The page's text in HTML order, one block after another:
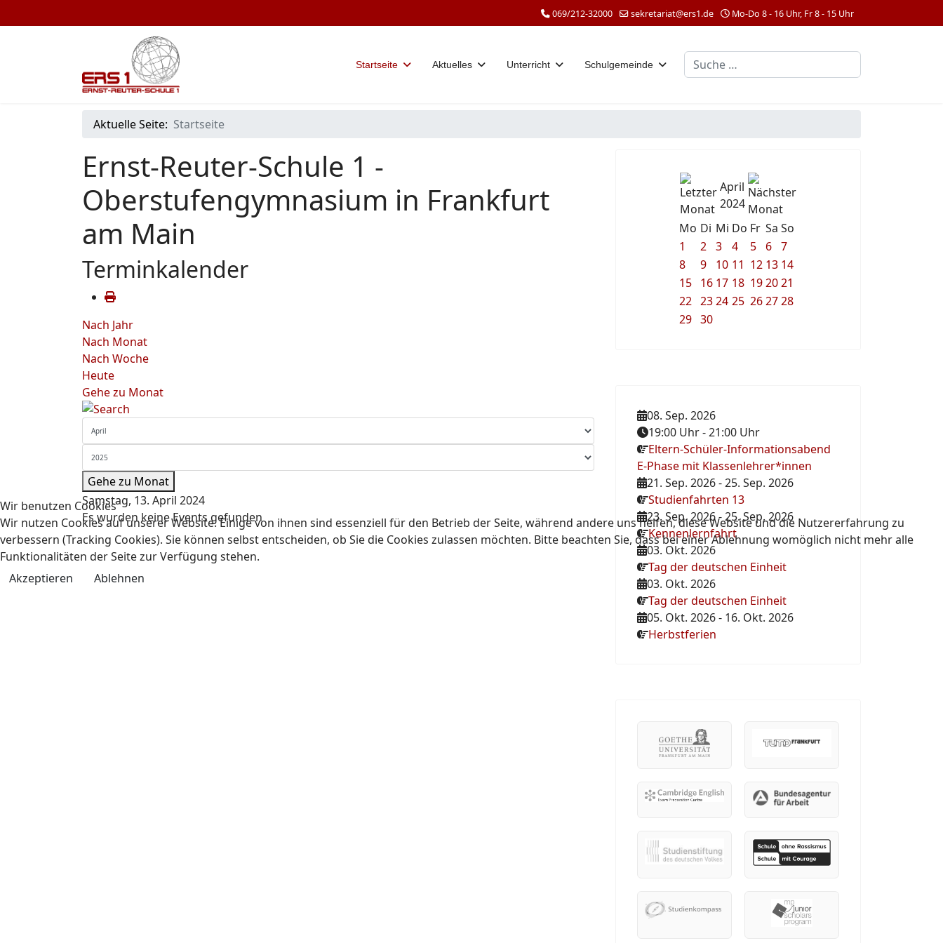
069/212-32000 sekretariat@ers1.de Mo-Do 8 - 16 Uhr, Fr 8 - 15 Uhr
Startseite Aktuelles Unterricht Schulgemeinde Suchen
Aktuelle Seite: Startseite
Ernst-Reuter-Schule 1 -
Oberstufengymnasium in Frankfurt
am Main
Terminkalender
Nach Jahr
Nach Monat
Nach Woche
Heute
Gehe zu Monat
Gehe zu Monat
Samstag, 13. April 2024
Es wurden keine Events gefunden
April
2024
Mo Di Mi Do Fr Sa So
1
2 3 4 5 6 7
8
9 10 11 12 13 14
15 16 17 18 192021
22 2324 25 262728
29 30
08. Sep. 2026
19:00 Uhr-21:00 Uhr
Eltern-Schüler-Informationsabend
E-Phase mit Klassenlehrer*innen
21. Sep. 2026-25. Sep. 2026
Studienfahrten 13
23. Sep. 2026-25. Sep. 2026
Kennenlernfahrt
03. Okt. 2026
Tag der deutschen Einheit
03. Okt. 2026
Tag der deutschen Einheit
05. Okt. 2026- 16. Okt. 2026
Herbstferien
Wir benutzen Cookies
Wir nutzen Cookies auf unserer Website. Einige von ihnen sind essenziell für den Betrieb der Seite, während andere uns helfen, diese Website und die Nutzererfahrung zu
verbessern (Tracking Cookies). Sie können selbst entscheiden, ob Sie die Cookies zulassen möchten. Bitte beachten Sie, dass bei einer Ablehnung womöglich nicht mehr alle
Funktionalitäten der Seite zur Verfügung stehen.
Akzeptieren
Ablehnen